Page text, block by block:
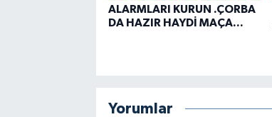
ALARMLARI KURUN .ÇORBA
DA HAZIR HAYDİ MAÇA...
Yorumlar